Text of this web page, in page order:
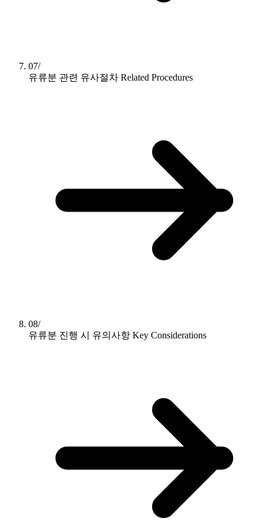
07/
유류분 관련 유사절차 Related Procedures
08/
유류분 진행 시 유의사항 Key Considerations